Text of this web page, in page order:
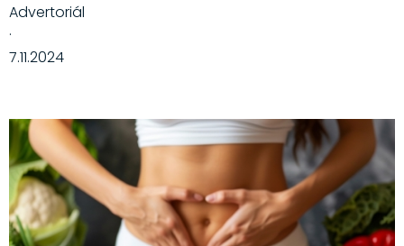
Advertoriál
·
7.11.2024